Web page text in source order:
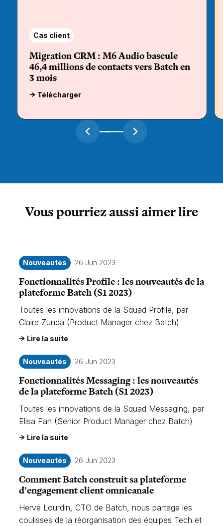
Cas client
Migration CRM : M6 Audio bascule
46,4 millions de contacts vers Batch en
3 mois
Télécharger
Vous pourriez aussi aimer lire
Nouveautés 26 Jun 2023
Fonctionnalités Profile : les nouveautés de la
plateforme Batch (S1 2023)
Toutes les innovations de la Squad Profile, par
Claire Zunda (Product Manager chez Batch)
Lire la suite
Nouveautés 26 Jun 2023
Fonctionnalités Messaging : les nouveautés
de la plateforme Batch (S1 2023)
Toutes les innovations de la Squad Messaging, par
Elisa Fan (Senior Product Manager chez Batch)
Lire la suite
Nouveautés 26 Jun 2023
Comment Batch construit sa plateforme
d’engagement client omnicanale
Hervé Lourdin, CTO de Batch, nous partage les
coulisses de la réorganisation des équipes Tech et